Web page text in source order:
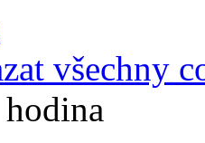
všechny